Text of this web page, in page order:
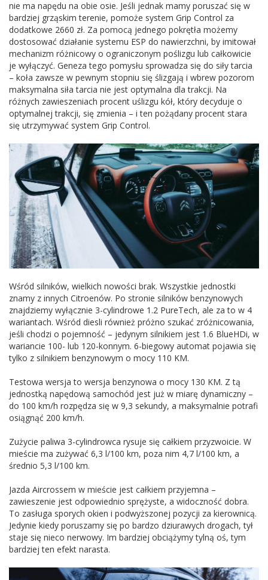
nie ma napędu na obie osie. Jeśli jednak mamy poruszać się w
bardziej grząskim terenie, pomoże system Grip Control za
dodatkowe 2660 zł. Za pomocą jednego pokrętła możemy
dostosować działanie systemu ESP do nawierzchni, by imitował
mechanizm różnicowy o ograniczonym poślizgu lub całkowicie
je wyłączyć. Geneza tego pomysłu sprowadza się do siły tarcia
– koła zawsze w pewnym stopniu się ślizgają i wbrew pozorom
maksymalna siła tarcia nie jest optymalna dla trakcji. Na
różnych zawieszeniach procent uślizgu kół, który decyduje o
optymalnej trakcji, się zmienia – i ten pożądany procent stara
się utrzymywać system Grip Control.
Wśród silników, wielkich nowości brak. Wszystkie jednostki
znamy z innych Citroenów. Po stronie silników benzynowych
znajdziemy wyłącznie 3-cylindrowe 1.2 PureTech, ale za to w 4
wariantach. Wśród diesli również próżno szukać zróżnicowania,
jeśli chodzi o pojemność – jedynym silnikiem jest 1.6 BlueHDi, w
wariancie 100- lub 120-konnym. 6-biegowy automat pojawia się
tylko z silnikiem benzynowym o mocy 110 KM.
Testowa wersja to wersja benzynowa o mocy 130 KM. Z tą
jednostką napędową samochód jest już w miarę dynamiczny –
do 100 km/h rozpędza się w 9,3 sekundy, a maksymalnie potrafi
osiągnąć 200 km/h.
Zużycie paliwa 3-cylindrowca rysuje się całkiem przyzwoicie. W
mieście ma zużywać 6,3 l/100 km, poza nim 4,7 l/100 km, a
średnio 5,3 l/100 km.
Jazda Aircrossem w mieście jest całkiem przyjemna –
zawieszenie jest odpowiednio sprężyste, a widoczność dobra.
To zasługa sporych okien i podwyższonej pozycji za kierownicą.
Jedynie kiedy poruszamy się po bardzo dziurawych drogach, tył
staje się nieco nerwowy. Im bardziej obciążymy tylną oś, tym
bardziej ten efekt narasta.